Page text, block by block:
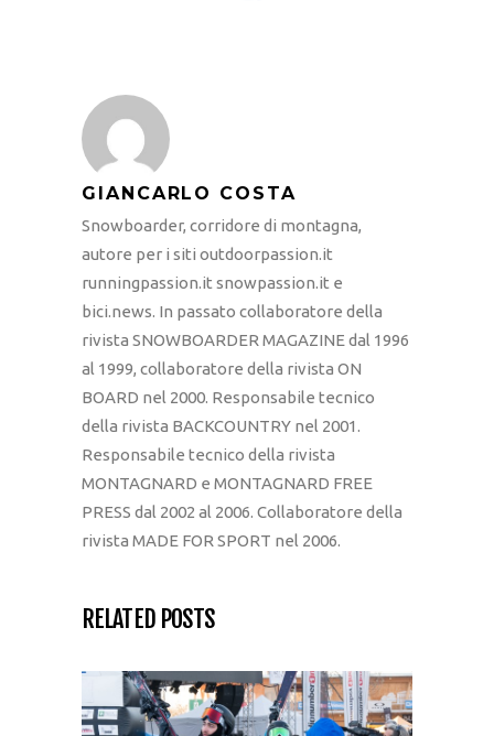
GIANCARLO COSTA
Snowboarder, corridore di montagna,
autore per i siti outdoorpassion.it
runningpassion.it snowpassion.it e
bici.news. In passato collaboratore della
rivista SNOWBOARDER MAGAZINE dal 1996
al 1999, collaboratore della rivista ON
BOARD nel 2000. Responsabile tecnico
della rivista BACKCOUNTRY nel 2001.
Responsabile tecnico della rivista
MONTAGNARD e MONTAGNARD FREE
PRESS dal 2002 al 2006. Collaboratore della
rivista MADE FOR SPORT nel 2006.
RELATED POSTS